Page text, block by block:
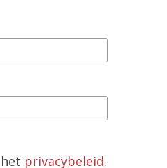
privacybeleid.